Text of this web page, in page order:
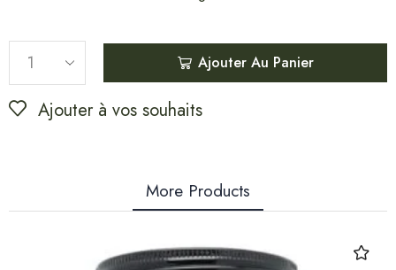
Ajouter Au Panier
Ajouter à vos souhaits
More Products